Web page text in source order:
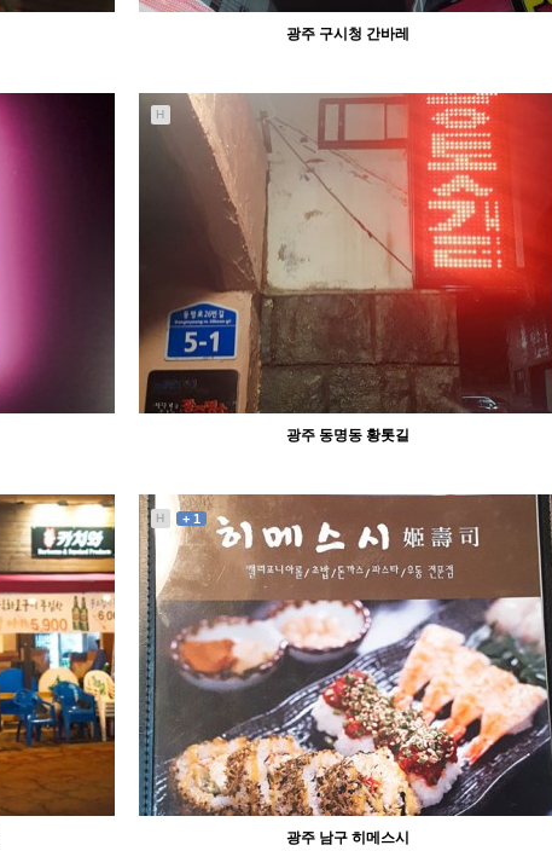
1306
abcd
광주 구시청 간바레
H
1264
11-09
광주 동명동 황톳길
H + 1
광주 남구 히메스시